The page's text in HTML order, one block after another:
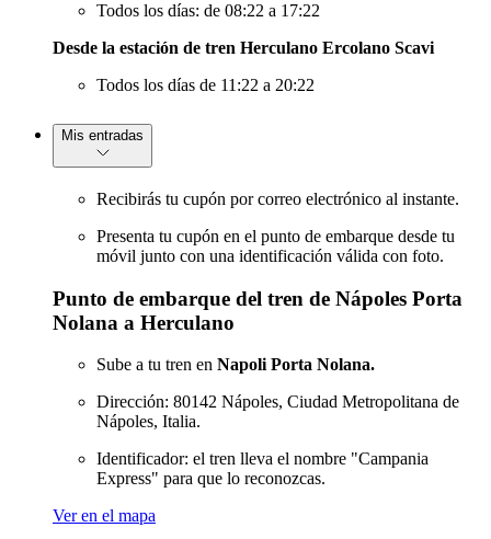
Todos los días: de 08:22 a 17:22
Desde la estación de tren Herculano Ercolano Scavi
Todos los días de 11:22 a 20:22
Mis entradas
Recibirás tu cupón por correo electrónico al instante.
Presenta tu cupón en el punto de embarque desde tu
móvil junto con una identificación válida con foto.
Punto de embarque del tren de Nápoles Porta
Nolana a Herculano
Sube a tu tren en Napoli Porta Nolana.
Dirección: 80142 Nápoles, Ciudad Metropolitana de
Nápoles, Italia.
Identificador: el tren lleva el nombre "Campania
Express" para que lo reconozcas.
Ver en el mapa